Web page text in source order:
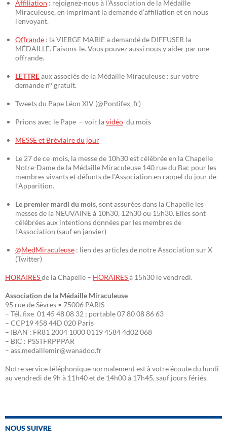
Affiliation : rejoignez-nous à l’Association de la Médaille
Miraculeuse, en imprimant la demande d’affiliation et en nous
l’envoyant.
Offrande : la VIERGE MARIE a demandé de DIFFUSER la
MÉDAILLE. Faisons-le. Vous pouvez aussi nous y aider par une
offrande.
LETTREaux associés de la Médaille Miraculeuse : sur votre
demande n° gratuit.
Tweets du Pape Léon XIV (@Pontifex_fr)
Prions avec le Pape – voir lavidéo du mois
MESSE et Bréviaire du jour
Le 27 de ce mois, la messe de 10h30 est célébrée en la Chapelle
Notre-Dame de la Médaille Miraculeuse 140 rue du Bac pour les
membres vivants et défunts de l’Association en rappel du jour de
l’Apparition.
Le premier mardi du mois, sont assurées dans la Chapelle les
messes de la NEUVAINE à 10h30, 12h30 ou 15h30. Elles sont
célébrées aux intentions données par les membres de
l’Association (sauf en janvier)
@MedMiraculeuse : lien des articles de notre Association sur X
(Twitter)
HORAIRESde la Chapelle – HORAIRESà 15h30 le vendredi.
Association de la Médaille Miraculeuse
95 rue de Sèvres • 75006 PARIS
– Tél. fixe 01 45 48 08 32 ; portable 07 80 08 86 63
– CCP19 458 44D 020 Paris
– IBAN : FR81 2004 1000 0119 4584 4d02 068
– BIC : PSSTFRPPPAR
– ass.medaillemir@wanadoo.fr
Notre service téléphonique normalement est à votre écoute du lundi
au vendredi de 9h à 11h40 et de 14h00 à 17h45, sauf jours fériés.
NOUS SUIVRE